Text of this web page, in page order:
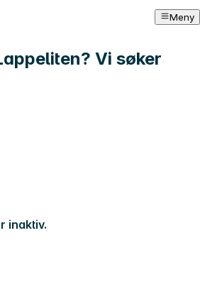
Meny
Vi søker
inaktiv.